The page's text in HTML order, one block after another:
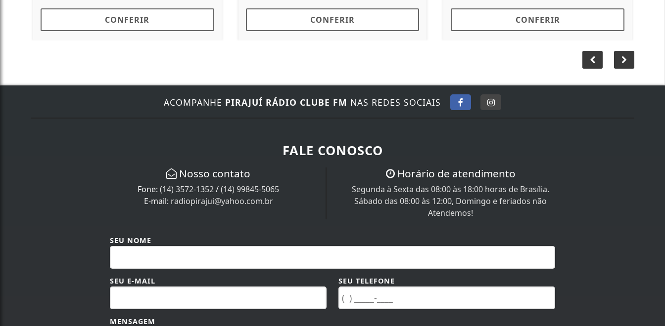
CONFERIR CONFERIR CONFERIR
ACOMPANHE PIRAJUÍ RÁDIO CLUBE FM NAS REDES SOCIAIS
FALE CONOSCO
Nosso contato
Fone:(14) 3572-1352/(14) 99845-5065
E-mail: radiopirajui@yahoo.com.br
Horário de atendimento
Segunda à Sexta das 08:00 às 18:00 horas de Brasília.
Sábado das 08:00 às 12:00, Domingo e feriados não
Atendemos!
SEU NOME
SEU E-MAIL SEU TELEFONE
MENSAGEM